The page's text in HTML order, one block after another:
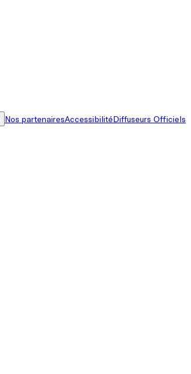
Nos partenairesAccessibilitéDiffuseurs Officiels